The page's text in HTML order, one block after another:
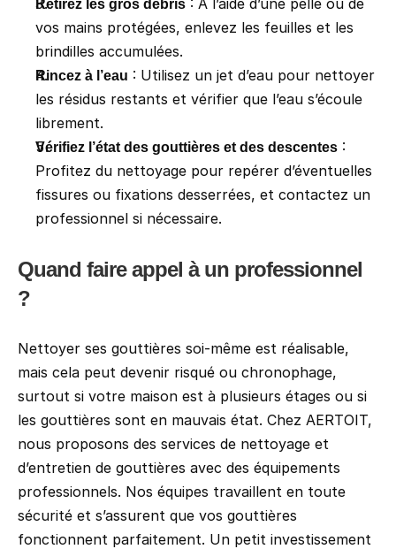
Retirez les gros débris : À l’aide d’une pelle ou de
vos mains protégées, enlevez les feuilles et les
brindilles accumulées.
Rincez à l’eau : Utilisez un jet d’eau pour nettoyer
les résidus restants et vérifier que l’eau s’écoule
librement.
Vérifiez l’état des gouttières et des descentes :
Profitez du nettoyage pour repérer d’éventuelles
fissures ou fixations desserrées, et contactez un
professionnel si nécessaire.
Quand faire appel à un professionnel
?
Nettoyer ses gouttières soi-même est réalisable,
mais cela peut devenir risqué ou chronophage,
surtout si votre maison est à plusieurs étages ou si
les gouttières sont en mauvais état. Chez AERTOIT,
nous proposons des services de nettoyage et
d’entretien de gouttières avec des équipements
professionnels. Nos équipes travaillent en toute
sécurité et s’assurent que vos gouttières
fonctionnent parfaitement. Un petit investissement